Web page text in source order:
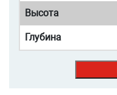
Высота
Глубина